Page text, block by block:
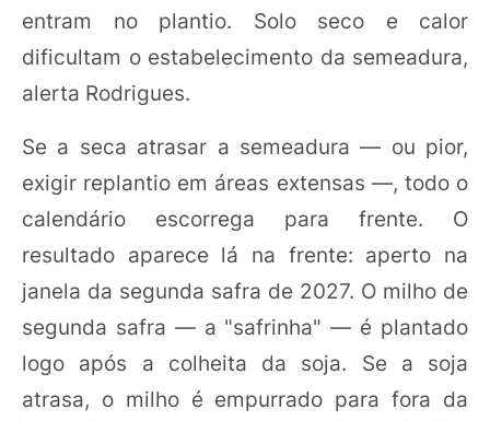
entram no plantio. Solo seco e calor
dificultam o estabelecimento da semeadura,
alerta Rodrigues.
Se a seca atrasar a semeadura — ou pior,
exigir replantio em áreas extensas —, todo o
calendário escorrega para frente. O
resultado aparece lá na frente: aperto na
janela da segunda safra de 2027. O milho de
segunda safra — a "safrinha" — é plantado
logo após a colheita da soja. Se a soja
atrasa, o milho é empurrado para fora da